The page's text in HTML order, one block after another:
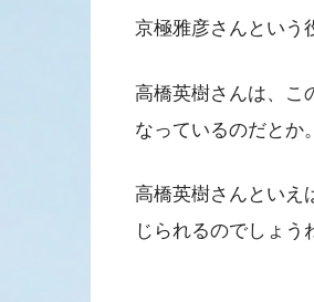
京極雅彦さんという
高橋英樹さんは、こ
なっているのだとか。
高橋英樹さんといえ
じられるのでしょう